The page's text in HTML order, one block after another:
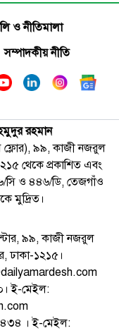
ও নীতিমালা
সম্পাদকীয় নীতি
রহমান
ফ্লোর), ৯৯, কাজী নজরুল
থেকে প্রকাশিত এবং
সি ও ৪৪৬/ডি, তেজগাঁও
মুদ্রিত।
৯৯, কাজী নজরুল
ঢাকা-১২১৫।
ই-মেইল:
। ই-মেইল: